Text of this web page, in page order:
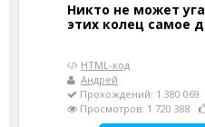
Никто не может
этих колец самое
HTML-код
Андрей
Прохождений: 1 380 069
Просмотров: 1 720 388